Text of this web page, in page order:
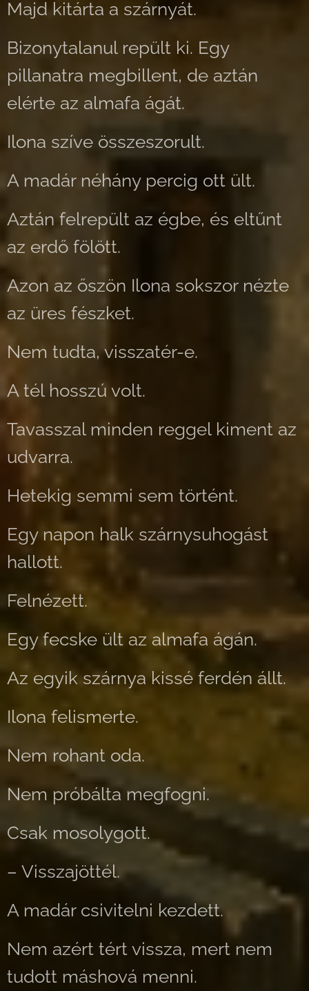
Majd kitárta a szárnyát.
Bizonytalanul repült ki. Egy
pillanatra megbillent, de aztán
elérte az almafa ágát.
Ilona szíve összeszorult.
A madár néhány percig ott ült.
Aztán felrepült az égbe, és eltűnt
az erdő fölött.
Azon az őszön Ilona sokszor nézte
az üres fészket.
Nem tudta, visszatér-e.
A tél hosszú volt.
Tavasszal minden reggel kiment az
udvarra.
Hetekig semmi sem történt.
Egy napon halk szárnysuhogást
hallott.
Felnézett.
Egy fecske ült az almafa ágán.
Az egyik szárnya kissé ferdén állt.
Ilona felismerte.
Nem rohant oda.
Nem próbálta megfogni.
Csak mosolygott.
– Visszajöttél.
A madár csivitelni kezdett.
Nem azért tért vissza, mert nem
tudott máshová menni.